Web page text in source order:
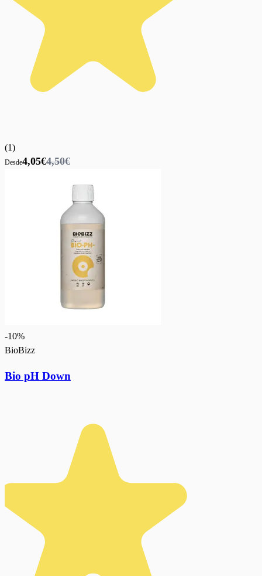
(1)
Desde4,05€4,50€
-10%
BioBizz
Bio pH Down